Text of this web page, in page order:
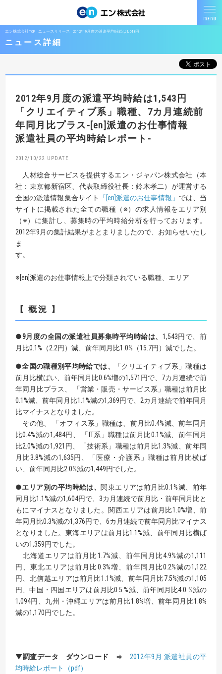
エン株式会社TOP ニュースリリース 2012年9月度の派遣平均時給は1,543円
ニュース詳細
2012年9月度の派遣平均時給は1,543円
「クリエイティブ系」職種、7カ月連続前
年同月比プラス-[en]派遣のお仕事情報
派遣社員の平均時給レポート-
2012/10/22
人材総合サービスを提供するエン・ジャパン株式会社（本
社：東京都新宿区、代表取締役社長：鈴木孝二）が運営する
全国の派遣情報集合サイト
「[en]派遣のお仕事情報」 では、当
サイトに掲載された全ての職種（※）の求人情報をエリア別
（※）に集計し、募集時の平均時給分析を行っております。
2012年9月の集計結果がまとまりましたので、お知らせいたし
ま
す。
※[en]派遣のお仕事情報上で分類されている職種、エリア
【 概況 】
●9月度の全国の派遣社員募集時平均時給は、 1,543円で、前
月比0.1%（2.2円）減、前年同月比1.0%（15.7円）減でした。
●全国の職種別平均時給では、
「クリエイティブ系」職種は
前月比横ばい、前年同月比0.6%増の1,571円で、7カ月連続で前
年同月比プラス、 「営業・販売・サービス系」職種は前月比
0.1%減、前年同月比1.1%減の1,369円で、2カ月連続で前年同月
比マイナスとなりました。
その他、 「オフィス系」職種は、前月比0.4%減、前年同月
比0.4%減の1,484円、 「IT系」職種は前月比0.1%減、前年同月
比2.0%減の1,921円、「技術系」職種は前月比1.3%減、前年同
月比3.8%減の1,635円、「医療・介護系」職種は前月比横ば
い、前年同月比2.0%減の1,449円でした。
●エリア別の平均時給は、 関東エリアは前月比0.1%減、前年
同月比1.1%減の1,604円で、3カ月連続で前月比・前年同月比と
もにマイナスとなりました。関西エリアは前月比1.0%増、前
年同月比0.3%減の1,376円で、6カ月連続で前年同月比マイナス
となりました。東海エリアは前月比1.1%減、前年同月比横ば
いの1,359円でした。
北海道エリアは前月比1.7%減、前年同月比4.9%減の1,111
円、東北エリアは前月比0.3%増、前年同月比0.2%減の1,122
円、北信越エリアは前月比1.1%減、前年同月比7.5%減の1,105
円、中国・四国エリアは前月比0.5 %減、前年同月比4.0 %減の
1,094円、九州・沖縄エリアは前月比1.8%増、前年同月比1.8%
減の1,170円でした。
▼調査データ ダウンロード ⇒ 2012年9月 派遣社員の平
均時給レポート（pdf）